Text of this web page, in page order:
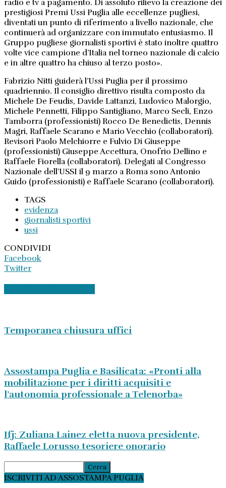
radio e tv a pagamento. Di assoluto rilievo la creazione dei
prestigiosi Premi Ussi Puglia alle eccellenze pugliesi,
diventati un punto di riferimento a livello nazionale, che
continuerà ad organizzare con immutato entusiasmo. Il
Gruppo pugliese giornalisti sportivi è stato inoltre quattro
volte vice campione d’Italia nel torneo nazionale di calcio
e in altre quattro ha chiuso al terzo posto».
Fabrizio Nitti guiderà l’Ussi Puglia per il prossimo
quadriennio. Il consiglio direttivo risulta composto da
Michele De Feudis, Davide Lattanzi, Ludovico Malorgio,
Michele Pennetti, Filippo Santigliano, Marco Secli, Enzo
Tamborra (professionisti) Rocco De Benedictis, Dennis
Magri, Raffaele Scarano e Mario Vecchio (collaboratori).
Revisori Paolo Melchiorre e Fulvio Di Giuseppe
(professionisti) Giuseppe Accettura, Onofrio Dellino e
Raffaele Fiorella (collaboratori). Delegati al Congresso
Nazionale dell’USSI il 9 marzo a Roma sono Antonio
Guido (professionisti) e Raffaele Scarano (collaboratori).
TAGS
evidenza
giornalisti sportivi
ussi
CONDIVIDI
Facebook
Twitter
Temporanea chiusura uffici
Assostampa Puglia e Basilicata: «Pronti alla
mobilitazione per i diritti acquisiti e
l’autonomia professionale a Telenorba»
Ifj: Zuliana Lainez eletta nuova presidente,
Raffaele Lorusso tesoriere onorario
ISCRIVITI AD ASSOSTAMPA PUGLIA